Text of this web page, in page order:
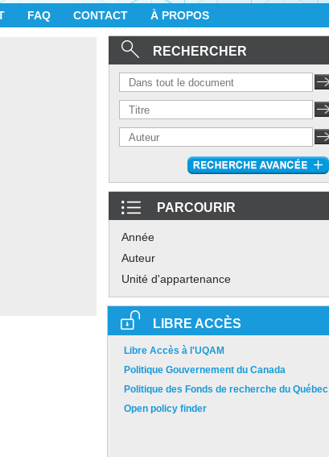
FAQ CONTACT À PROPOS
RECHERCHER
PARCOURIR
Année
Auteur
Unité d'appartenance
LIBRE ACCÈS
Libre Accès à l'UQAM
Politique Gouvernement du Canada
Politique des Fonds de recherche du Québec
Open policy finder